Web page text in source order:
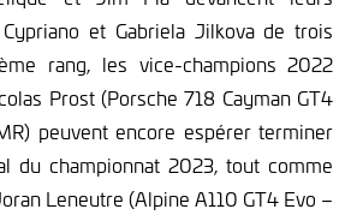
et Gabriela Jilkova de trois
rang, les vice-champions 2022
Prost (Porsche 718 Cayman GT4
peuvent encore espérer terminer
du championnat 2023, tout comme
Leneutre (Alpine A110 GT4 Evo –